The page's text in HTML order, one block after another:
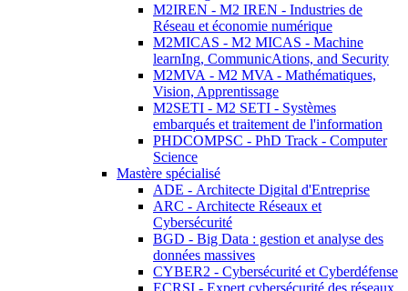
M2IREN - M2 IREN - Industries de
Réseau et économie numérique
M2MICAS - M2 MICAS - Machine
learnIng, CommunicAtions, and Security
M2MVA - M2 MVA - Mathématiques,
Vision, Apprentissage
M2SETI - M2 SETI - Systèmes
embarqués et traitement de l'information
PHDCOMPSC - PhD Track - Computer
Science
Mastère spécialisé
ADE - Architecte Digital d'Entreprise
ARC - Architecte Réseaux et
Cybersécurité
BGD - Big Data : gestion et analyse des
données massives
CYBER2 - Cybersécurité et Cyberdéfense
ECRSI - Expert cybersécurité des réseaux